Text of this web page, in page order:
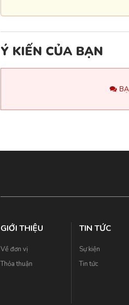
Ý KIẾN CỦA BẠN
GIỚI THIỆU
Về đơn vị
Thỏa thuận
TIN TỨC
Sự kiện
Tin tức